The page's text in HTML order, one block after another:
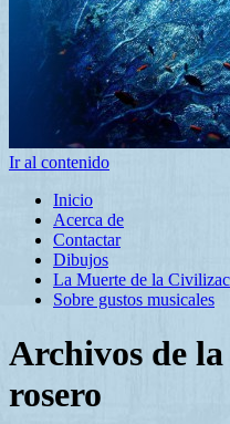
Ir al contenido
Inicio
Acerca de
Contactar
Dibujos
La Muerte de la
Sobre gustos musicales
Archivos de
rosero